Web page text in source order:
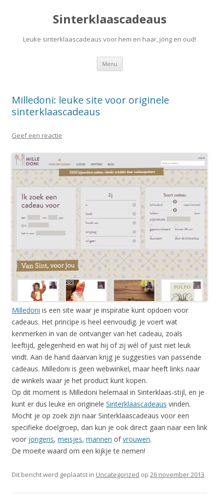
Sinterklaascadeaus
Leuke sinterklaascadeaus voor hem en haar, jong en oud!
Menu Spring
inhoud
Milledoni: leuke site voor originele
sinterklaascadeaus
Geef een reactie
Milledoni is een site waar je inspiratie kunt opdoen voor
cadeaus. Het principe is heel eenvoudig. Je voert wat
kenmerken in van de ontvanger van het cadeau, zoals
leeftijd, gelegenheid en wat hij of zij wél of juist niet leuk
vindt. Aan de hand daarvan krijg je suggesties van passende
cadeaus. Milledoni is geen webwinkel, maar heeft links naar
de winkels waar je het product kunt kopen.
Op dit moment is Milledoni helemaal in Sinterklaas-stijl, en je
kunt er dus leuke en originele Sinterklaascadeaus vinden.
Mocht je op zoek zijn naar Sinterklaascadeaus voor een
specifieke doelgroep, dan kun je ook direct gaan naar een link
voor jongens, meisjes, mannen ofvrouwen.
De moeite waard om een kijkje te nemen!
Dit bericht werd geplaatst in Uncategorized op 26 november 2013.